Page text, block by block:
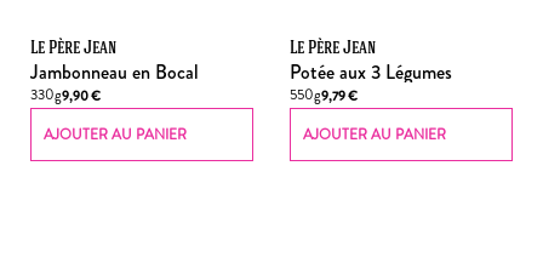
Le Père Jean
Jambonneau en Bocal
330g9,90€
AJOUTER AU PANIER
Le Père Jean
Potée aux 3 Légumes
550g9,79€
AJOUTER AU PANIER